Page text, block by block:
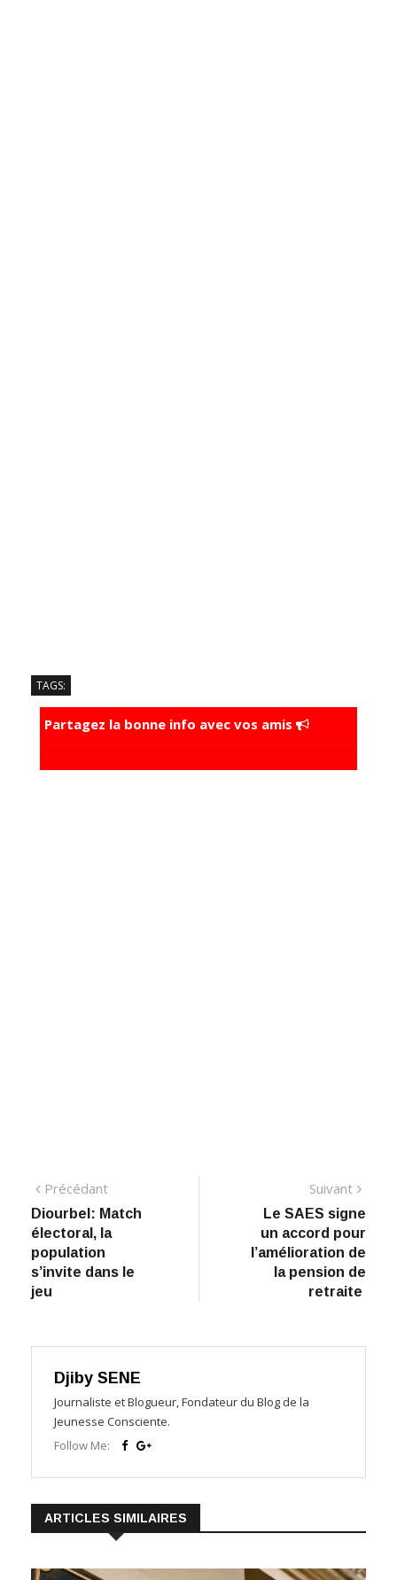
TAGS:
Partagez la bonne info avec vos amis
Navigation
de
l’article
PrécédantPrécédant:
Diourbel: Match
électoral, la
population
s’invite dans le
jeu
Suivant
Le SAES signe
un accord pour
l’amélioration de
la pension de
retraite
Djiby SENE
Journaliste et Blogueur, Fondateur du Blog de la
Jeunesse Consciente.
Follow Me:
ARTICLES SIMILAIRES